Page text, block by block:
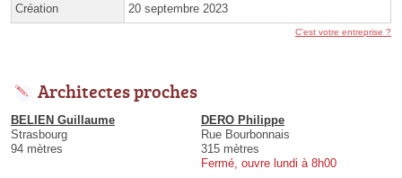
Création 20 septembre 2023
C'est votre entreprise ?
Architectes proches
BELIEN Guillaume
Strasbourg
94 mètres
DERO Philippe
Rue Bourbonnais
315 mètres
Fermé, ouvre lundi à 8h00